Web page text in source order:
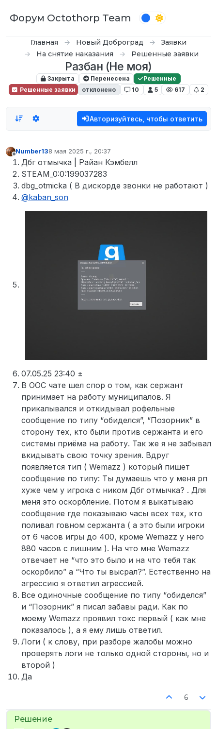
Форум Octothorp Team
Главная Новый Доброград
Заявки
На снятие наказания
Решенные заявки
Разбан (Не моя)
Закрыта Перенесена
Решенные
Решенные заявки
отклонено 10 5 617 2
Авторизуйтесь, чтобы ответить
Не в сети
Number138 мая 2025 г., 20:37
отредактировано
Дбг отмычка | Райан Кэмбелл
STEAM_0:0:199037283
dbg_otmicka ( В дискорде звонки не работают )
@kaban_son
07.05.25 23:40 ±
В OOC чате шел спор о том, как сержант
принимает на работу муниципалов. Я
прикалывался и откидывал рофельные
сообщение по типу “обиделся”, “Позорник” в
сторону тех, кто были против сержанта и его
системы приёма на работу. Так же я не забывал
вкидывать свою точку зрения. Вдруг
появляется тип ( Wemazz ) который пишет
сообщение по типу: Ты думаешь что у меня рп
хуже чем у игрока с ником Дбг отмычка? . Для
меня это оскорбление. Потом я выкатываю
сообщение где показываю часы всех тех, кто
поливал говном сержанта ( а это были игроки
от 6 часов игры до 400, кроме Wemazz у него
880 часов с лишним ). На что мне Wemazz
отвечает не “что это было и на что тебя так
оскорбило” а “Что ты высрал?”. Естественно на
агрессию я ответил агрессией.
Все одиночные сообщение по типу “обиделся”
и “Позорник” я писал забавы ради. Как по
моему Wemazz проявил токс первый ( как мне
показалось ), а я ему лишь ответил.
Логи ( к слову, при разборе жалобы можно
проверять логи не только одной стороны, но и
второй )
Да
6